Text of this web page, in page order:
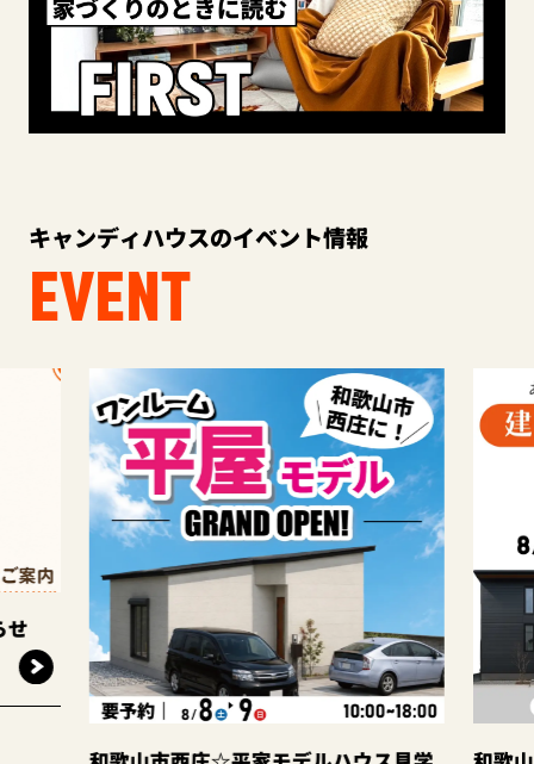
キャンディハウスのイベント情報
EVENT